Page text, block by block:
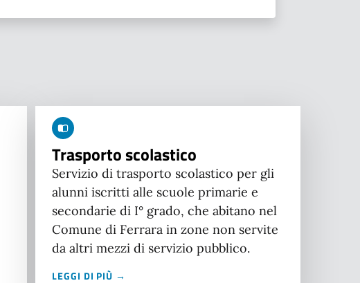
Trasporto scolastico
Servizio di trasporto scolastico per gli
alunni iscritti alle scuole primarie e
secondarie di I° grado, che abitano nel
Comune di Ferrara in zone non servite
da altri mezzi di servizio pubblico.
LEGGI DI PIÙ →